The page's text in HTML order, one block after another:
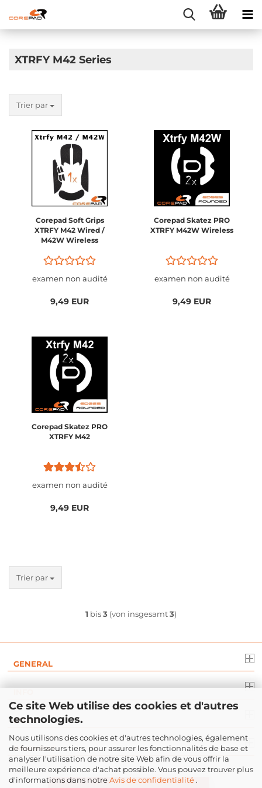
Ce site Web utilise des cookies et d'autres
technologies.
Nous utilisons des cookies et d'autres technologies, également
de fournisseurs tiers, pour assurer les fonctionnalités de base et
analyser l'utilisation de notre site Web afin de vous offrir la
meilleure expérience d'achat possible. Vous pouvez trouver plus
d'informations dans notreAvis de confidentialité .
XTRFY M42 Series
Trier par
Corepad Soft Grips
XTRFY M42 Wired /
M42W Wireless
examen non audité
9,49 EUR
Corepad Skatez PRO
XTRFY M42W Wireless
examen non audité
9,49 EUR
Corepad Skatez PRO
XTRFY M42
examen non audité
9,49 EUR
Trier par
1 bis3 (von insgesamt3)
GENERAL
DROIT
PAIEMENT